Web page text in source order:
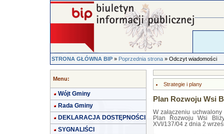
STRONA GŁÓWNA BIP»Poprzednia strona» Odczyt wiadomości
Menu:
Wójt Gminy
Rada Gminy
DEKLARACJA DOSTĘPNOŚCI
SYGNALIŚCI
Strategie i plany
Plan Rozwoju Wsi
W załączeniu
Plan Rozwoju Wsi
XVI/137/04 z dnia 2